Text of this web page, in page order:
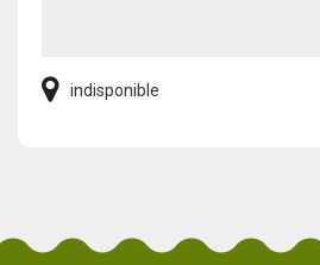
indisponible